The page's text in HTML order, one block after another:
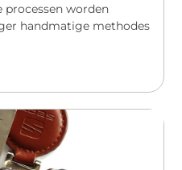
worden
handmatige methodes